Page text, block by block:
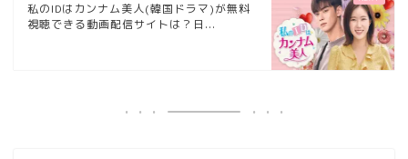
私のIDはカンナム美人(韓国ドラマ)が無料
視聴できる動画配信サイトは？日...